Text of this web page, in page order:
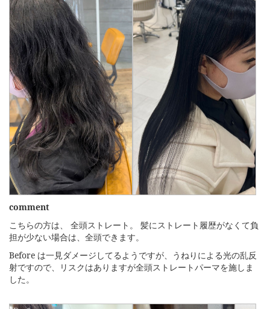
comment
こちらの方は、 全頭ストレート。 髪にストレート履歴がなくて負
担が少ない場合は、全頭できます。
Before は一見ダメージしてるようですが、うねりによる光の乱反
射ですので、リスクはありますが全頭ストレートパーマを施しま
した。